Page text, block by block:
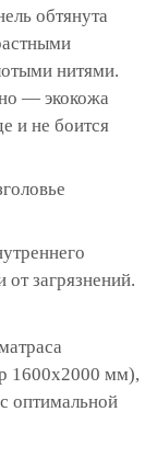
обтянута
нитями.
— экокожа
и не боится
загрязнений.
1600х2000 мм),
оптимальной